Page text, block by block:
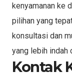
kenyamanan ke
pilihan yang
konsultasi dan
yang lebih indah
Kontak